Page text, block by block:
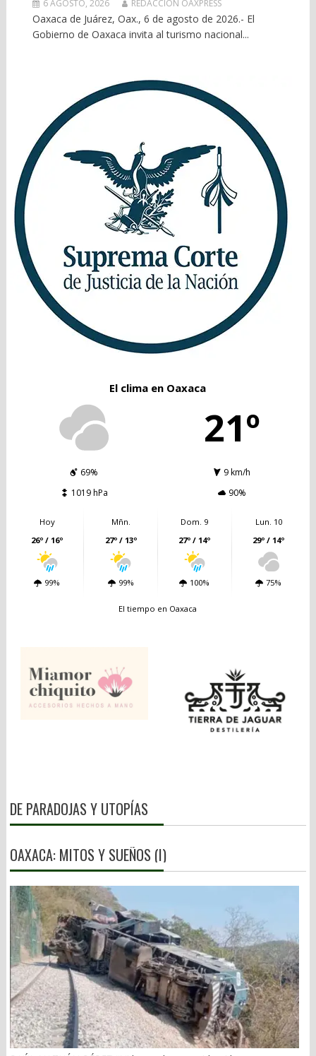
6 AGOSTO, 2026 REDACCIÓN OAXPRESS
Oaxaca de Juárez, Oax., 6 de agosto de 2026.- El
Gobierno de Oaxaca invita al turismo nacional...
El clima en Oaxaca
21º
69%
9 km/h
1019 hPa
90%
Hoy
26º / 16º
99%
Mñn.
27º / 13º
99%
Dom. 9
27º / 14º
100%
Lun. 10
29º / 14º
75%
El tiempo en Oaxaca
DE PARADOJAS Y UTOPÍAS
OAXACA: MITOS Y SUEÑOS (I)